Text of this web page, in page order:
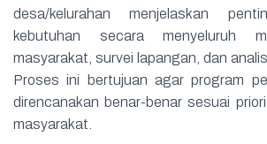
desa/kelurahan menjelaskan
kebutuhan secara menyeluruh
masyarakat, survei lapangan, dan
Proses ini bertujuan agar program
direncanakan benar-benar sesuai
masyarakat.